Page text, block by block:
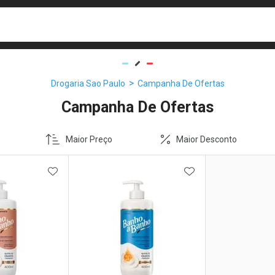
Drogaria Sao Paulo Campanha De Ofertas
Campanha De Ofertas
Maior Preço Maior Desconto
ADICIONAR AOS FAVORITOSADICIONAR AOS